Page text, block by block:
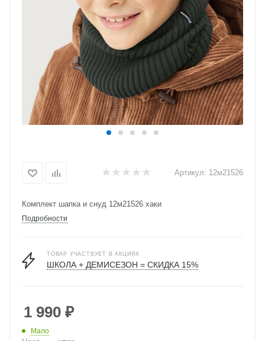
Артикул: 12м21526
Комплект шапка и снуд 12м21526 хаки
Подробности
ТОВАР УЧАСТВУЕТ В АКЦИЯХ
ШКОЛА + ДЕМИСЕЗОН = СКИДКА 15%
1 990 ₽
Мало